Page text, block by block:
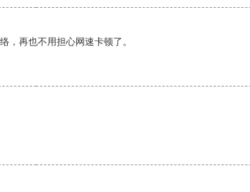
，再也不用担心网速卡顿了。